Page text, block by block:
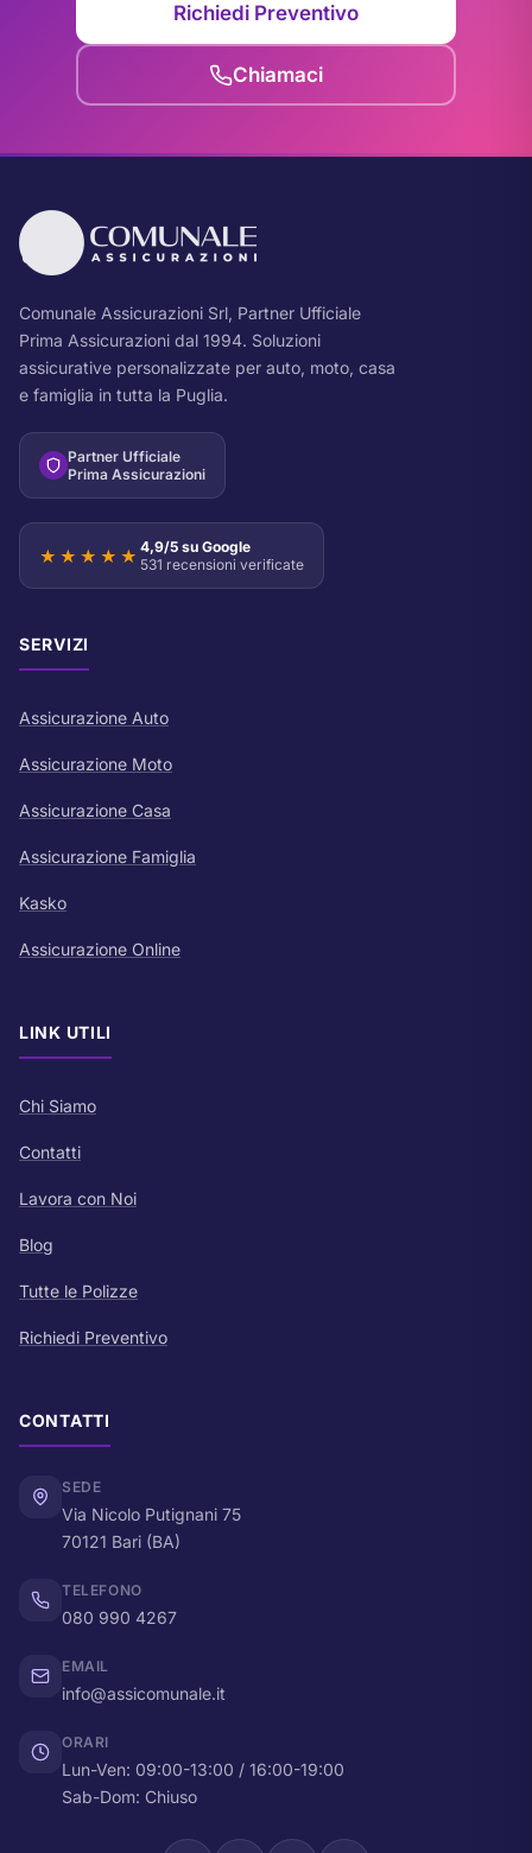
Richiedi Preventivo
Chiamaci
Comunale Assicurazioni Srl, Partner Ufficiale
Prima Assicurazioni dal 1994. Soluzioni
assicurative personalizzate per auto, moto, casa
e famiglia in tutta la Puglia.
Partner Ufficiale
Prima Assicurazioni
★★★★★ 4,9/5 su Google
531 recensioni verificate
SERVIZI
Assicurazione Auto
Assicurazione Moto
Assicurazione Casa
Assicurazione Famiglia
Kasko
Assicurazione Online
LINK UTILI
Chi Siamo
Contatti
Lavora con Noi
Blog
Tutte le Polizze
Richiedi Preventivo
CONTATTI
SEDE
Via Nicolo Putignani 75
70121 Bari (BA)
TELEFONO
080 990 4267
EMAIL
info@assicomunale.it
ORARI
Lun-Ven: 09:00-13:00 / 16:00-19:00
Sab-Dom: Chiuso